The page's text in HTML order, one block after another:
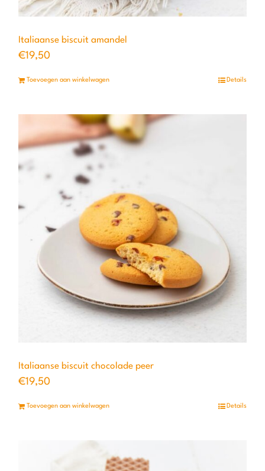
Italiaanse biscuit amandel
€19,50
Toevoegen aan winkelwagen Details
Italiaanse biscuit chocolade peer
€19,50
Toevoegen aan winkelwagen Details